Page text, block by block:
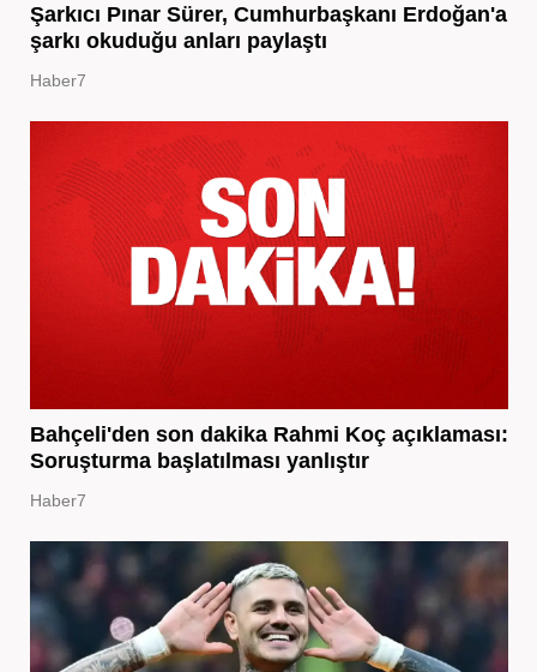
Şarkıcı Pınar Sürer, Cumhurbaşkanı Erdoğan'a
şarkı okuduğu anları paylaştı
Haber7
Bahçeli'den son dakika Rahmi Koç açıklaması:
Soruşturma başlatılması yanlıştır
Haber7